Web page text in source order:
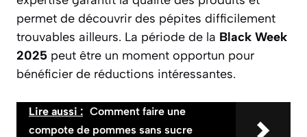
permet de découvrir des pépites difficilement
trouvables ailleurs. La période de la Black Week
2025 peut être un moment opportun pour
bénéficier de réductions intéressantes.
Lire aussi : Comment faire une
compote de pommes sans sucre